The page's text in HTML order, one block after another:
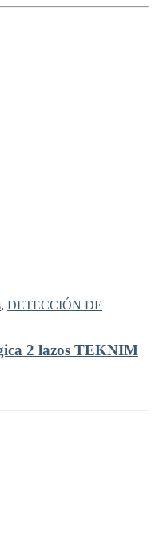
, DETECCIÓN DE
2 lazos TEKNIM